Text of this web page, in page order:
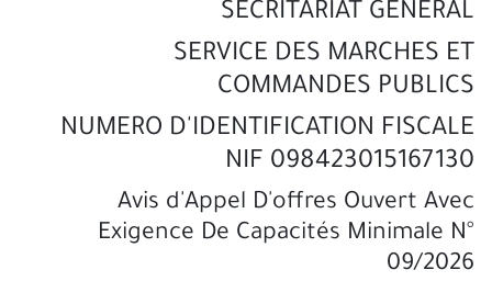
de validité apuré ou accompagniez d'un échéancier pour le
paiement délivré par l'inspection des impôts. Copie du numéro
d'identification fiscale (NIF) Les attestations de la mise à jour
(CASNOS; CNAS) en cours de validité. L'attestation de dépôt légal
Copié de relevé d'identité bancaire (RIB). Un copie de l'avis de
notification de NIS. exterminateur (soumettre une copie
identique a l'originale). Capacités financiers Les bilans financiers
des trois dernières années légalisées par la direction des impôts
(2022 - 2023 - 2024). II- L'offre technique Déclaration à souscrire
selon le modèle du cahier des charges, renseignées, signée,
datée et visée de la part du soumissionnaire. cahiers des clauses
administratives générales doit être signée, datée et paraphé et
SECRITARIAT GENERAL
SERVICE DES MARCHES ET
COMMANDES PUBLICS
NUMERO D'IDENTIFICATION FISCALE
NIF 098423015167130
Avis d'Appel D'offres Ouvert Avec
Exigence De Capacités Minimale N°
09/2026